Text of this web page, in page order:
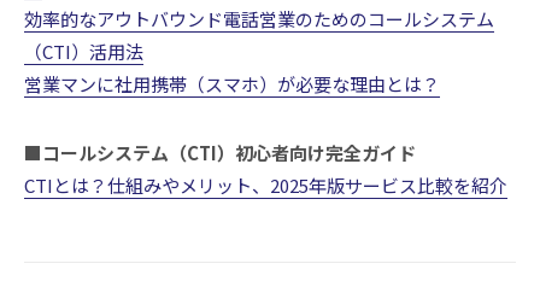
効率的なアウトバウンド電話営業のためのコールシステム
（CTI）活用法
営業マンに社用携帯（スマホ）が必要な理由とは？
■コールシステム（CTI）初心者向け完全ガイド
CTIとは？仕組みやメリット、2025年版サービス比較を紹介